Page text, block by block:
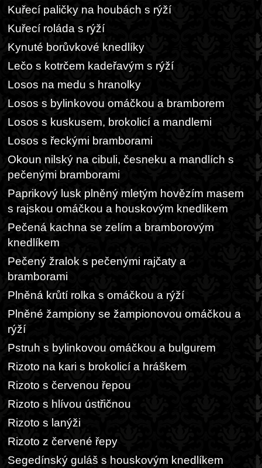
Kuřecí paličky na houbách s rýží
Kuřecí roláda s rýží
Kynuté borůvkové knedlíky
Lečo s kotrčem kadeřavým s rýží
Losos na medu s hranolky
Losos s bylinkovou omáčkou a bramborem
Losos s kuskusem, brokolicí a mandlemi
Losos s řeckými bramborami
Okoun nilský na cibuli, česneku a mandlích s
pečenými bramborami
Paprikový lusk plněný mletým hovězím masem
s rajskou omáčkou a houskovým knedlikem
Pečená kachna se zelím a bramborovým
knedlíkem
Pečený žralok s pečenými rajčaty a
bramborami
Plněná krůtí rolka s omáčkou a rýží
Plněné žampiony se žampionovou omáčkou a
rýží
Pstruh s bylinkovou omáčkou a bulgurem
Rizoto na kari s brokolicí a hráškem
Rizoto s červenou řepou
Rizoto s hlívou ústřičnou
Rizoto s lanýži
Rizoto z červené řepy
Segedínský guláš s houskovým knedlíkem